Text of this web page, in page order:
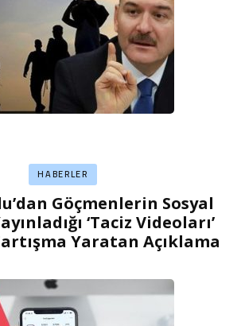
HABERLER
Göçmenlerin Sosyal
‘Taciz Videoları’
Yaratan Açıklama